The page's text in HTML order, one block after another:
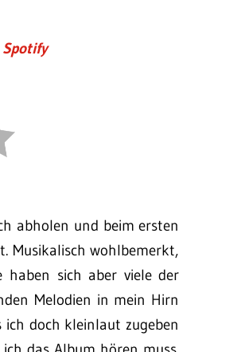
Spotify
abholen und beim ersten
Musikalisch wohlbemerkt,
sich aber viele der
Melodien in mein Hirn
doch kleinlaut zugeben